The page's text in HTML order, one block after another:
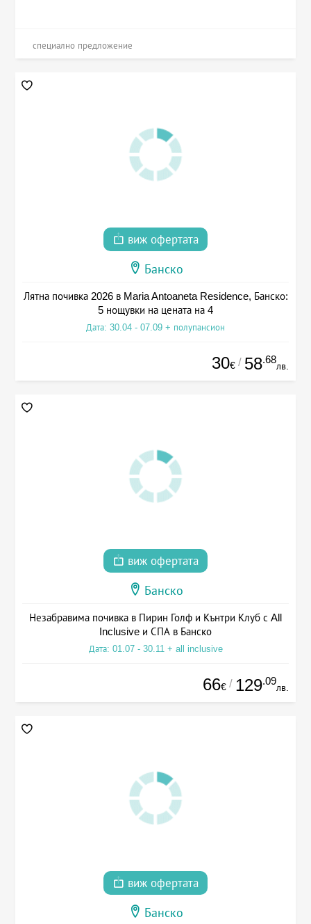
специално предложение
виж офертата
Банско
Лятна почивка 2026 в Maria Antoaneta Residence, Банско:
5 нощувки на цената на 4
Дата: 30.04 - 07.09 + полупансион
30€ / 58.68
лв.
виж офертата
Банско
Незабравима почивка в Пирин Голф и Кънтри Клуб с All
Inclusive и СПА в Банско
Дата: 01.07 - 30.11 + all inclusive
66€ / 129.09
лв.
виж офертата
Банско